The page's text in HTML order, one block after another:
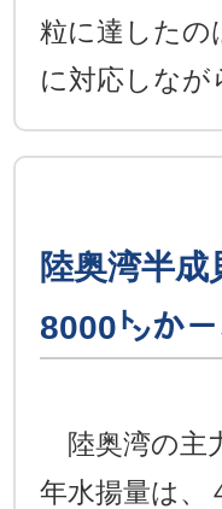
粒に達したの
に対応しなが
陸奥湾半
8000㌧か
陸奥湾の主
年水揚量は、